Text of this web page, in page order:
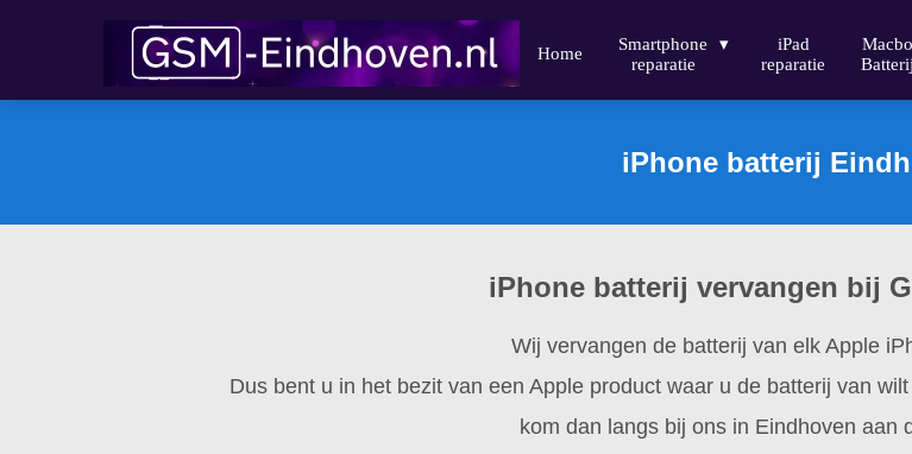
Home
Smartphone
reparatie
iPad
reparatie
iPhone batterij
iPhone batterij vervangen bij
Wij vervangen de batterij van elk Apple
Dus bent u in het bezit van een Apple product waar u de batterij van
kom dan langs bij ons in Eindhoven aan